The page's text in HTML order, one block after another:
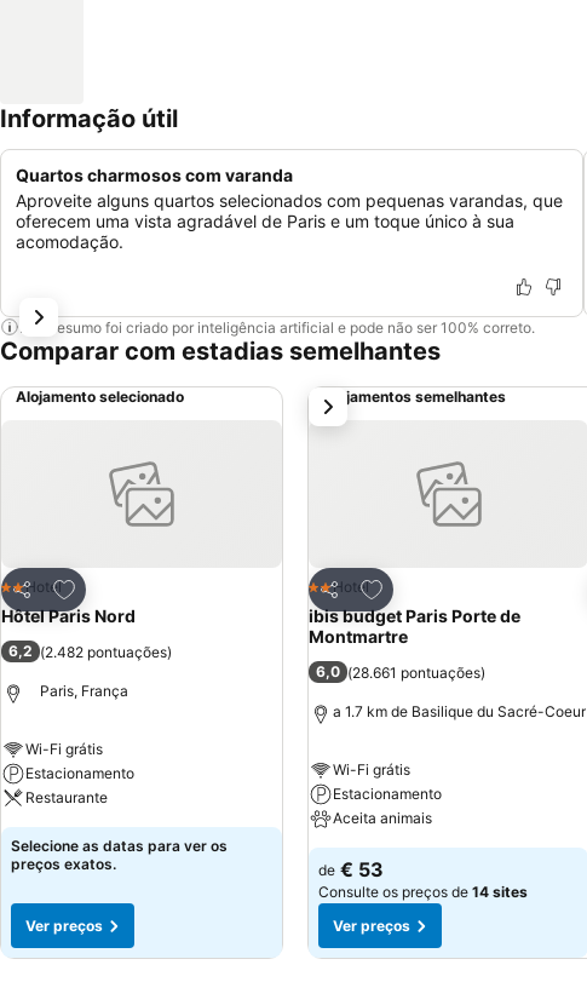
Informação útil
Quartos charmosos com varanda
Aproveite alguns quartos selecionados com pequenas varandas, que
oferecem uma vista agradável de Paris e um toque único à sua
acomodação.
Este resumo foi criado por inteligência artificial e pode não ser 100% correto.
Comparar com estadias semelhantes
Alojamento selecionado
Partilhar
Adicionar aos favoritos
2 Estrelas
Hotel
Hôtel Paris Nord
6,2 (2.482 pontuações)
Paris, França
Wi-Fi grátis
Estacionamento
Restaurante
Selecione as datas para ver os
preços exatos.
Ver preços
Alojamentos semelhantes
Partilhar
Adicionar aos favoritos
2 Estrelas
Hotel
ibis budget Paris Porte de
Montmartre
6,0 (28.661 pontuações)
a 1.7 km de Basilique du Sacré-Coeur
Wi-Fi grátis
Estacionamento
Aceita animais
de € 53
Consulte os preços de 14 sites
Ver preços
próximo